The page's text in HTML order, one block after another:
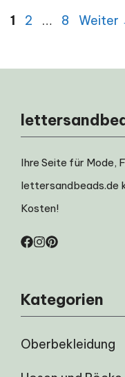
Seite
1 Seite
2 … Seite
8 Weiter
Ihre Seite für Mode,
lettersandbeads.de
Kosten!
Kategorien
Oberbekleidung